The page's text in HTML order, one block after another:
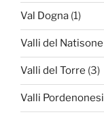
Val Dogna (1)
Valli del Natisone
Valli del Torre (3)
Valli Pordenonesi